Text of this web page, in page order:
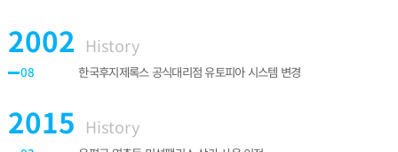
2002 History
08 한국후지제록스 공식대리점 유토피아 시스템 변경
2015 History